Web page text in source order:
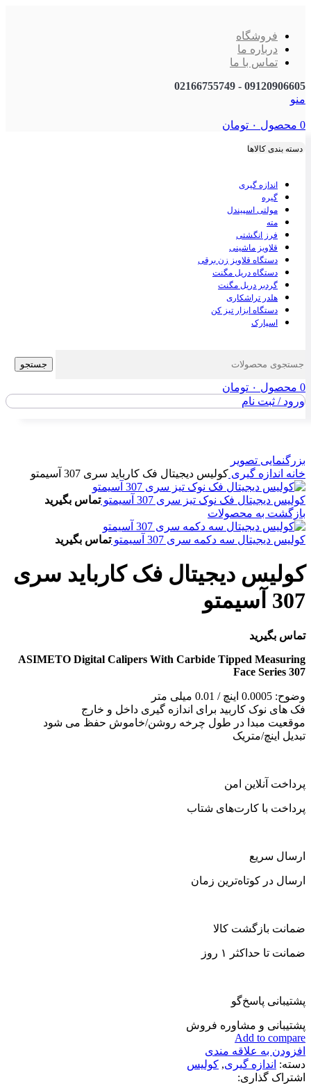
فروشگاه
درباره ما
تماس با ما
09120906605 - 02166755749
منو
0 محصول ۰ تومان
دسته بندی کالاها
اندازه گیری
گیره
مولتی اسپیندل
مته
فرز انگشتی
قلاویز ماشینی
دستگاه قلاویز زن برقی
دستگاه دریل مگنت
گردبر دریل مگنت
هلدر تراشکاری
دستگاه ابزار تیز کن
اسپارک
جستجو
0 محصول ۰ تومان
ورود / ثبت نام
بزرگنمایی تصویر
خانه اندازه گیری کولیس دیجیتال فک کارباید سری 307 آسیمتو
کولیس دیجیتال فک نوک تیز سری 307 آسیمتو
تماس بگیرید
بازگشت به محصولات
کولیس دیجیتال سه دکمه سری 307 آسیمتو تماس بگیرید
کولیس دیجیتال فک کارباید سری
307 آسیمتو
تماس بگیرید
ASIMETO Digital Calipers With Carbide Tipped Measuring
Face Series 307
وضوح: 0.0005 اینچ / 0.01 میلی متر
فک های نوک کاربید برای اندازه گیری داخل و خارج
موقعیت مبدا در طول چرخه روشن/خاموش حفظ می شود
تبدیل اینچ/متریک
پرداخت آنلاین امن
پرداخت با کارت‌های شتاب
ارسال سریع
ارسال در کوتاه‌ترین زمان
ضمانت بازگشت کالا
ضمانت تا حداکثر ۱ روز
پشتیبانی پاسخ‌گو
پشتیبانی و مشاوره فروش
Add to compare
افزودن به علاقه مندی
دسته: اندازه گیری, کولیس
اشتراک گذاری: